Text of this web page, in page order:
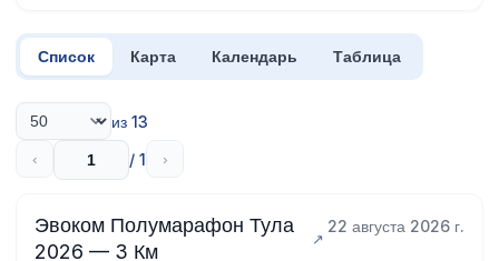
Список Карта Календарь Таблица
из 13
‹ / 1 ›
Эвоком Полумарафон Тула
2026 — 3 Км
22 августа 2026 г.